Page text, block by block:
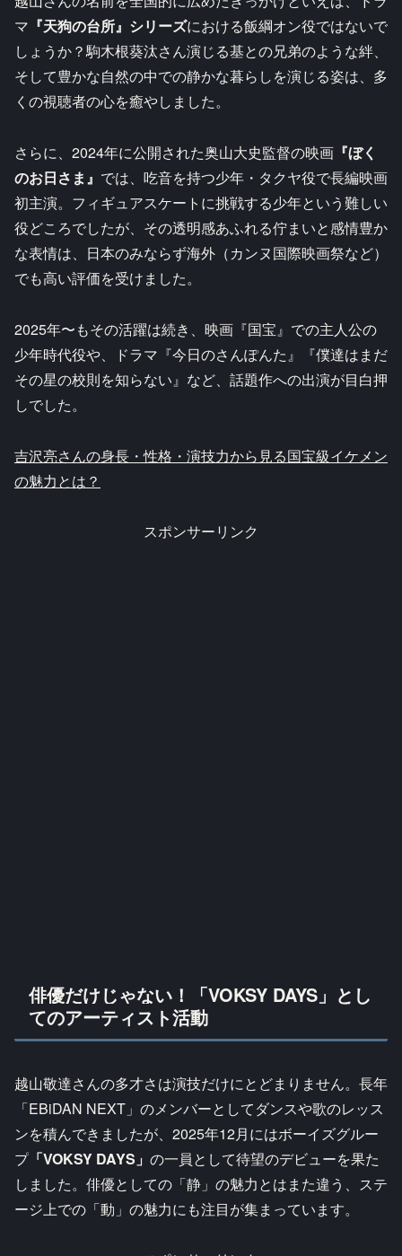
マ 『天狗の台所』シリーズにおける飯綱オン役ではないで
しょうか？駒木根葵汰さん演じる基との兄弟のような絆、
そして豊かな自然の中での静かな暮らしを演じる姿は、多
くの視聴者の心を癒やしました。
さらに、2024年に公開された奥山大史監督の映画 『ぼく
のお日さま』 では、吃音を持つ少年・タクヤ役で長編映画
初主演。フィギュアスケートに挑戦する少年という難しい
役どころでしたが、その透明感あふれる佇まいと感情豊か
な表情は、日本のみならず海外（カンヌ国際映画祭など）
でも高い評価を受けました。
2025年〜もその活躍は続き、映画『国宝』での主人公の
少年時代役や、ドラマ『今日のさんぽんた』『僕達はまだ
その星の校則を知らない』など、話題作への出演が目白押
しでした。
吉沢亮さんの身長・性格・演技力から見る国宝級イケメン
の魅力とは？
スポンサーリンク
俳優だけじゃない！「VOKSY DAYS」とし
てのアーティスト活動
越山敬達さんの多才さは演技だけにとどまりません。長年
「EBiDAN NEXT」のメンバーとしてダンスや歌のレッス
ンを積んできましたが、2025年12月にはボーイズグルー
プ 「VOKSY DAYS」 の一員として待望のデビューを果た
しました。俳優としての「静」の魅力とはまた違う、ステ
ージ上での「動」の魅力にも注目が集まっています。